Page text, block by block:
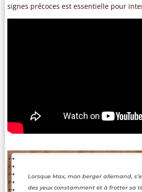
signes précoces est essentielle pour
Lorsque Max, mon berger allemand,
des yeux constamment et à frotter sa